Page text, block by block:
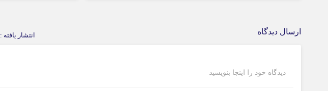
ارسال دیدگاه انتشار یافته : 0
دیدگاه خود را اینجا بنویسید